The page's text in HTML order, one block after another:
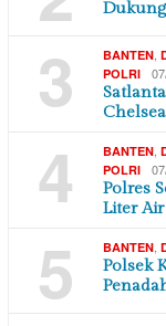
3 BANTEN
POLRI
4 BANTEN
POLRI
Polres
Liter
5 BANTEN
Polsek